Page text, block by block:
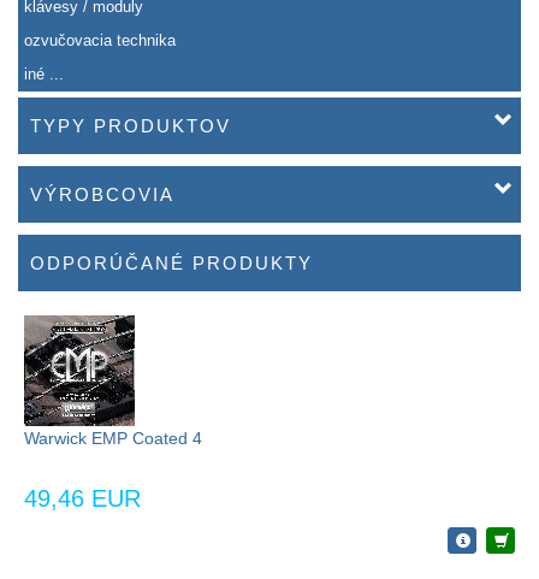
klávesy / moduly
ozvučovacia technika
iné ...
TYPY PRODUKTOV
VÝROBCOVIA
ODPORÚČANÉ PRODUKTY
Warwick EMP Coated 4
49,46 EUR